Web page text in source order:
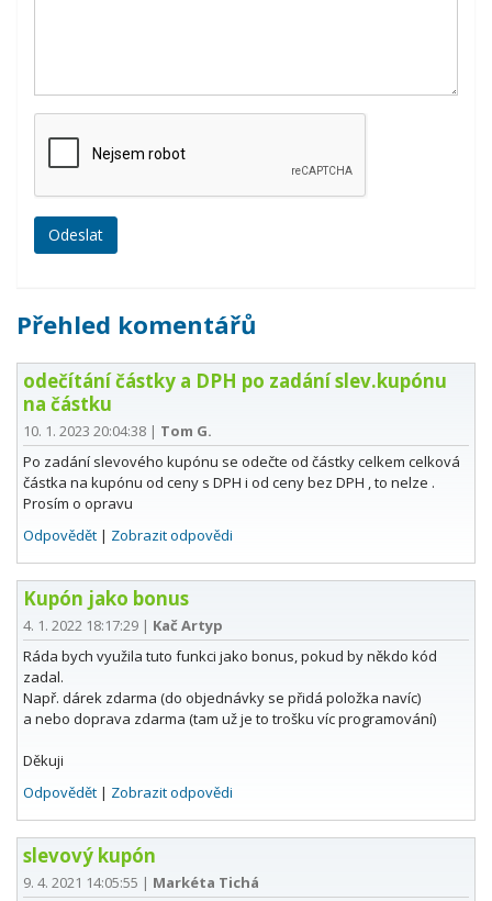
Přehled komentářů
odečítání částky a DPH po zadání slev.kupónu
na částku
10. 1. 2023 20:04:38 | Tom G.
Po zadání slevového kupónu se odečte od částky celkem celková
částka na kupónu od ceny s DPH i od ceny bez DPH , to nelze .
Prosím o opravu
Odpovědět | Zobrazit odpovědi
Kupón jako bonus
4. 1. 2022 18:17:29 | Kač Artyp
Ráda bych využila tuto funkci jako bonus, pokud by někdo kód
zadal.
Např. dárek zdarma (do objednávky se přidá položka navíc)
a nebo doprava zdarma (tam už je to trošku víc programování)
Děkuji
Odpovědět | Zobrazit odpovědi
slevový kupón
9. 4. 2021 14:05:55 | Markéta Tichá